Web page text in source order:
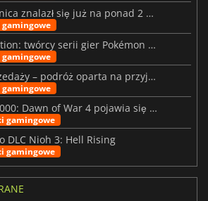
Resident Evil: Veronica znalazł się już na ponad 2 milionach list życzeń
Beast of Reincarnation: twórcy serii gier Pokémon wkraczają na nową ścieżkę
Big Walk już w sprzedaży – podróż oparta na przyjaźni
W Warhammer 40,000: Dawn of War 4 pojawia się frakcja Nekronów
gamingowe
DLC Nioh 3: Hell Rising
gamingowe